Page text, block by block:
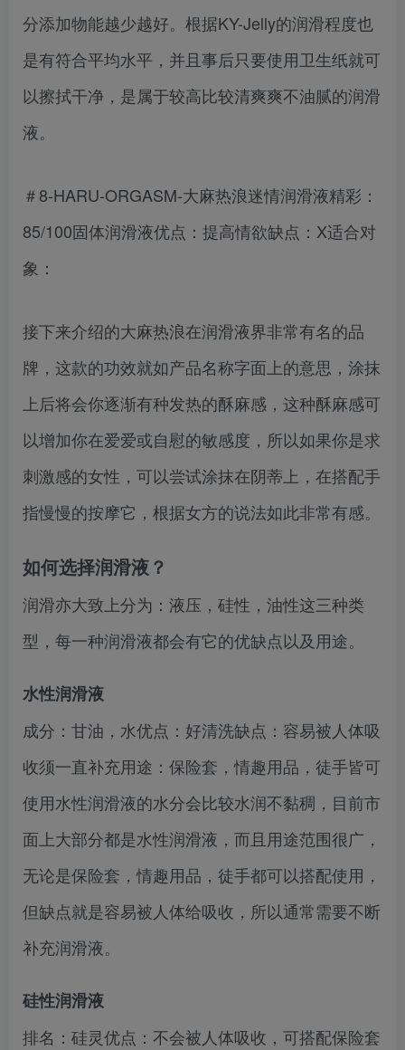
分添加物能越少越好。根据KY-Jelly的润滑程度也
是有符合平均水平，并且事后只要使用卫生纸就可
以擦拭干净，是属于较高比较清爽爽不油腻的润滑
液。
＃8-HARU-ORGASM-大麻热浪迷情润滑液精彩：
85/100固体润滑液优点：提高情欲缺点：X适合对
象：
接下来介绍的大麻热浪在润滑液界非常有名的品
牌，这款的功效就如产品名称字面上的意思，涂抹
上后将会你逐渐有种发热的酥麻感，这种酥麻感可
以增加你在爱爱或自慰的敏感度，所以如果你是求
刺激感的女性，可以尝试涂抹在阴蒂上，在搭配手
指慢慢的按摩它，根据女方的说法如此非常有感。
如何选择润滑液？
润滑亦大致上分为：液压，硅性，油性这三种类
型，每一种润滑液都会有它的优缺点以及用途。
水性润滑液
成分：甘油，水优点：好清洗缺点：容易被人体吸
收须一直补充用途：保险套，情趣用品，徒手皆可
使用水性润滑液的水分会比较水润不黏稠，目前市
面上大部分都是水性润滑液，而且用途范围很广，
无论是保险套，情趣用品，徒手都可以搭配使用，
但缺点就是容易被人体给吸收，所以通常需要不断
补充润滑液。
硅性润滑液
排名：硅灵优点：不会被人体吸收，可搭配保险套